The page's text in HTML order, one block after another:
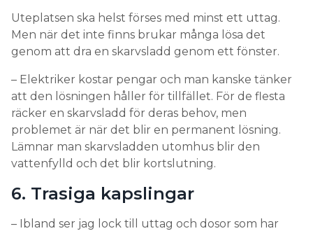
nödvändigt. Man kanske spikar kabel på en stående
panel eller lockpanel, och där är kabeln
förhållandevis skyddad av att panelen sticker ut
mer än kabeln.
7. Hur många uttag ska man ha
till uteplatsen?
– Allt beror på kundens behov. Idag finns det så
mycket som kunder vill ha, man vill kunna ladda
telefonen, ha högtalare, elstartare till grillen och
infravärme. Minst ett är bra att ha, för att undvika
att dra skarvsladdar inifrån.
Uteplatsen ska helst förses med minst ett uttag.
Men när det inte finns brukar många lösa det
genom att dra en skarvsladd genom ett fönster.
– Elektriker kostar pengar och man kanske tänker
att den lösningen håller för tillfället. För de flesta
räcker en skarvsladd för deras behov, men
problemet är när det blir en permanent lösning.
Lämnar man skarvsladden utomhus blir den
vattenfylld och det blir kortslutning.
6. Trasiga kapslingar
– Ibland ser jag lock till uttag och dosor som har